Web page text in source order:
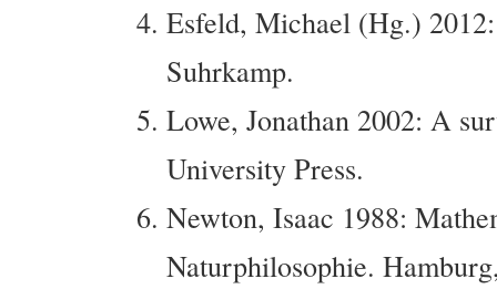
Esfeld, Michael (Hg.)
Suhrkamp.
Lowe, Jonathan 2002: A
University Press.
Newton, Isaac 1988:
Naturphilosophie.